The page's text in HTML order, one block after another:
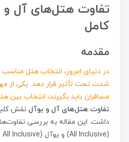
تفاوت هتل‌های آل و
کامل
مقدمه
در دنیای امروز، انتخاب هتل
شدت تحت تأثیر قرار دهد. یکی از
مسافران باید بگیرند، انتخاب
تفاوت هتل‌های آل و یوآل نقش
داشت. این مقاله به بررسی